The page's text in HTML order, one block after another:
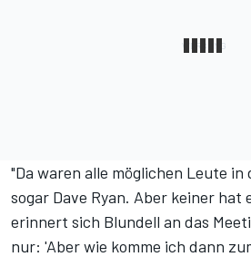
"Da waren alle möglichen Leute in
sogar Dave Ryan. Aber keiner hat
erinnert sich Blundell an das
nur: 'Aber wie komme ich dann